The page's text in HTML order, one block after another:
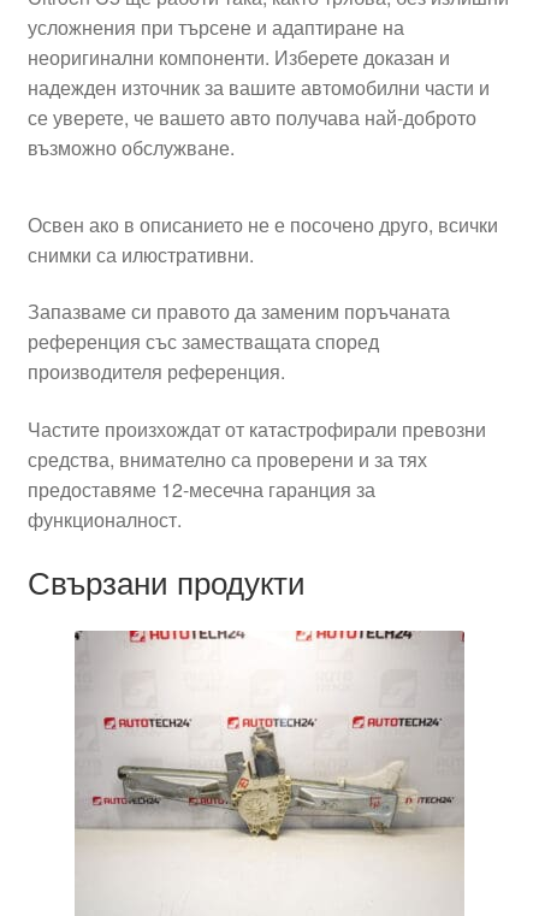
усложнения при търсене и адаптиране на
неоригинални компоненти. Изберете доказан и
надежден източник за вашите автомобилни части и
се уверете, че вашето авто получава най-доброто
възможно обслужване.
Освен ако в описанието не е посочено друго, всички
снимки са илюстративни.
Запазваме си правото да заменим поръчаната
референция със заместващата според
производителя референция.
Частите произхождат от катастрофирали превозни
средства, внимателно са проверени и за тях
предоставяме 12-месечна гаранция за
функционалност.
Свързани продукти